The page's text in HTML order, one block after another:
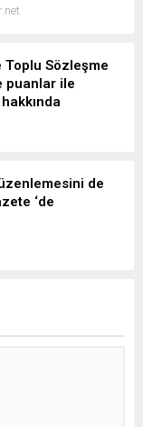
Toplu Sözleşme
puanlar ile
de
‘de